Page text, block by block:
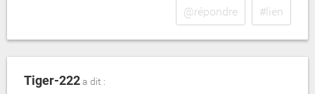
@répondre #lien
Tiger-222a dit :